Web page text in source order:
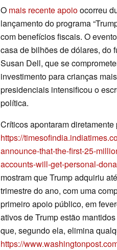
O mais recente apoioocorreu
lançamento do programa
com benefícios fiscais. O
casa de bilhões de dólares, do
Susan Dell, que se
investimento para crianças
presidenciais intensificou o
política.
Críticos apontaram
https://
announce-that-the-first-25-
accounts-will-get-personal-
mostram que Trump adquiriu
trimestre do ano, com uma
primeiro apoio público, em
ativos de Trump estão
que, segundo ela, elimina
https://